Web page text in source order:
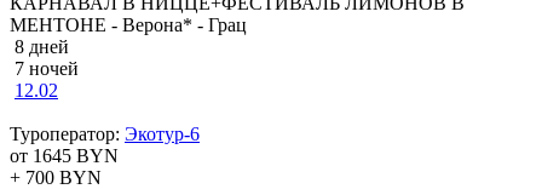
МЕНТОНЕ - Верона* - Грац
8 дней
7 ночей
12.02
Туроператор: Экотур-6
от 1645 BYN
+ 700 BYN